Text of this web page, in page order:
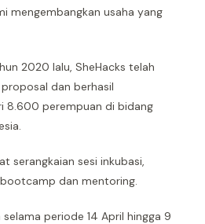
mengembangkan usaha yang
2020 lalu, SheHacks telah
dan berhasil
8.600 perempuan di bidang
serangkaian sesi inkubasi,
dan mentoring.
periode 14 April hingga 9